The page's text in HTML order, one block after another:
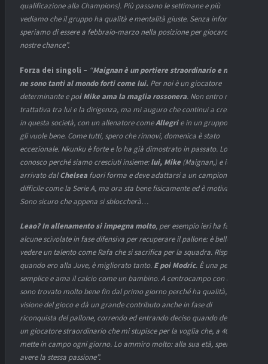
qualificazione alla Champions). Più passano le settimane e più
vediamo che il gruppo ha qualità e mentalità giuste. Senza infortuni,
speriamo di essere a febbraio-marzo nella posizione per giocarci le
nostre chance”.
Forza dei singoli – “Maignan è un portiere straordinario e non ce
ne sono tanti al mondo forti come lui. Per noi è un giocatore
determinante e poi Mike ama la maglia rossonera. Non entro nella
trattativa tra lui e la dirigenza, ma mi auguro che continui a crescere
in questa società, con un allenatore comeAllegrie in un gruppo che
gli vuole bene. Come tutti, spero che rinnovi, domenica è stato
eccezionale. Nkunku è forte e lo ha già dimostrato in passato. Lo
conosco perché siamo cresciuti insieme:lui, Mike(Maignan,) e io. È
arrivato dalChelsea fuori forma e deve adattarsi a un campionato
difficile come la Serie A, ma ora sta bene fisicamente ed è motivato.
Sono sicuro che appena si sbloccherà…
Leao? In allenamento si impegna molto, per esempio ieri ha fatto
alcune scivolate in fase difensiva per recuperare il pallone: è bello
vedere un talento come Rafa che si sacrifica per la squadra. Rispetto a
quando ero alla Juve, è migliorato tanto. E poi Modric. È una persona
semplice e ama il calcio come un bambino. A centrocampo con lui mi
sono trovato molto bene fin dal primo giorno perché ha qualità,
visione del gioco e dà un grande contributo anche in fase di
riconquista del pallone, correndo ed entrando deciso quando deve. È
un giocatore straordinario che mi stupisce per la voglia che, a 40 anni,
mette in campo ogni giorno. Lo ammiro molto: alla sua età, spero di
avere la stessa passione”.